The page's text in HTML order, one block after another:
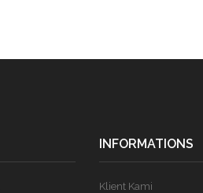
INFORMATIONS
Klient Kami